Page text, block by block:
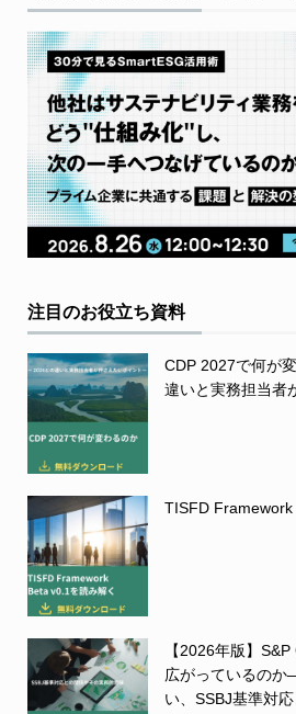
注目のお役立ち資料
CDP 2027で何が
違いと実務担当者
TISFD Framework
【2026年版】
広がっているのか
い、SSBJ基準対